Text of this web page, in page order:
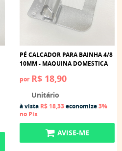
PÉ CALCADOR PARA BAINHA 4/8
10MM - MAQUINA DOMESTICA
por R$ 18,90
Unitário
à vista R$ 18,33economize3%
no Pix
AVISE-ME